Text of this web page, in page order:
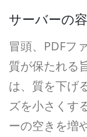
サーバーの
冒頭、PDFフ
質が保たれる
は、質を下げ
ズを小さくす
ーの空きを増